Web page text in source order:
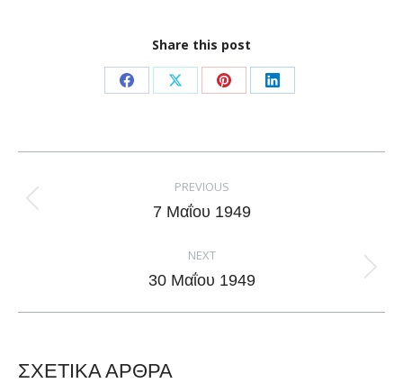
Share this post
Share
Facebook
Share
X
Share
Pinterest
Share
LinkedIn
navigation
PREVIOUS
Previous
7 Μαΐου 1949
NEXT
Next
30 Μαΐου 1949
ΣΧΕΤΙΚΑ ΑΡΘΡΑ